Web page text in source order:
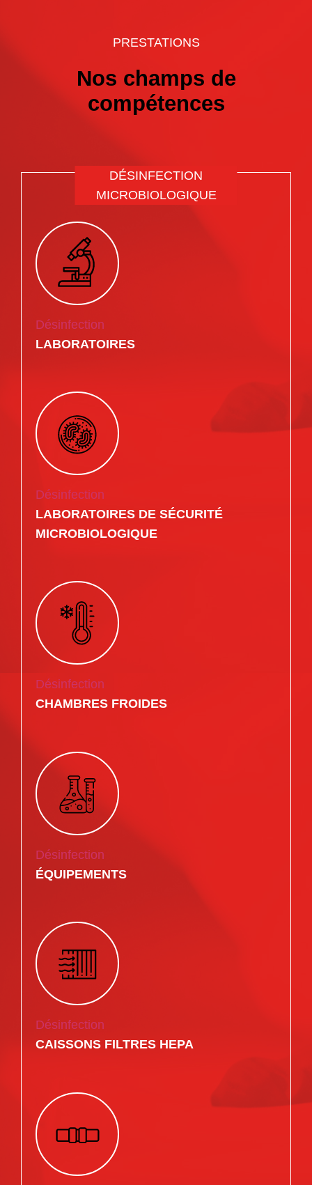
PRESTATIONS
Nos champs de
compétences
DÉSINFECTION
MICROBIOLOGIQUE
Désinfection
LABORATOIRES
Désinfection
LABORATOIRES DE SÉCURITÉ
MICROBIOLOGIQUE
Désinfection
CHAMBRES FROIDES
Désinfection
ÉQUIPEMENTS
Désinfection
CAISSONS FILTRES HEPA